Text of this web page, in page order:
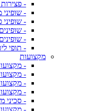
-
-
- שופיני
-
-
- תופי
מקצועות
-
-
-
-
- סכיני
-